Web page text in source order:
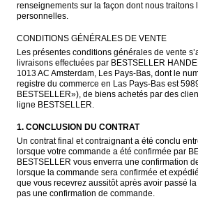
renseignements sur la façon dont nous traitons
personnelles.
CONDITIONS GÉNÉRALES DE VENTE
Les présentes conditions générales de vente
livraisons effectuées par BESTSELLER
1013 AC Amsterdam, Les Pays-Bas, dont le
registre du commerce en Las Pays-Bas est
BESTSELLER»), de biens achetés par des
ligne BESTSELLER.
1. CONCLUSION DU CONTRAT
Un contrat final et contraignant a été conclu
lorsque votre commande a été confirmée par
BESTSELLER vous enverra une confirmation
lorsque la commande sera confirmée et
que vous recevrez aussitôt après avoir passé
pas une confirmation de commande.